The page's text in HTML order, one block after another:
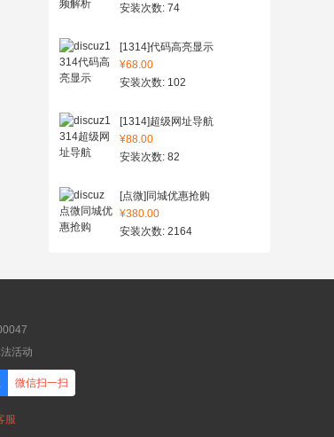
安装次数: 74
[1314]代码高亮显示
¥68.00
安装次数: 102
[1314]超级网址导航
¥88.00
安装次数: 82
[点微]同城优惠抢购
¥380.00
安装次数: 2164
活动
微信扫一扫
服